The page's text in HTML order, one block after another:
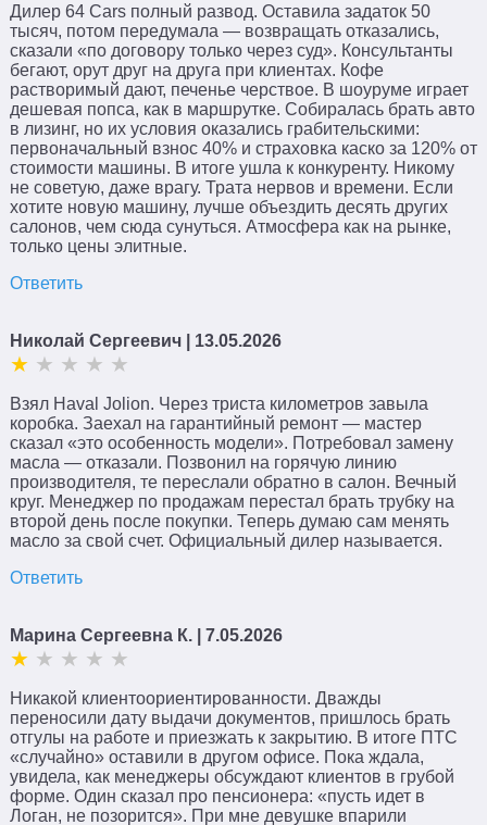
Дилер 64 Cars полный развод. Оставила задаток 50
тысяч, потом передумала — возвращать отказались,
сказали «по договору только через суд». Консультанты
бегают, орут друг на друга при клиентах. Кофе
растворимый дают, печенье черствое. В шоуруме играет
дешевая попса, как в маршрутке. Собиралась брать авто
в лизинг, но их условия оказались грабительскими:
первоначальный взнос 40% и страховка каско за 120% от
стоимости машины. В итоге ушла к конкуренту. Никому
не советую, даже врагу. Трата нервов и времени. Если
хотите новую машину, лучше объездить десять других
салонов, чем сюда сунуться. Атмосфера как на рынке,
только цены элитные.
Ответить
Николай Сергеевич | 13.05.2026
Взял Haval Jolion. Через триста километров завыла
коробка. Заехал на гарантийный ремонт — мастер
сказал «это особенность модели». Потребовал замену
масла — отказали. Позвонил на горячую линию
производителя, те переслали обратно в салон. Вечный
круг. Менеджер по продажам перестал брать трубку на
второй день после покупки. Теперь думаю сам менять
масло за свой счет. Официальный дилер называется.
Ответить
Марина Сергеевна К. | 7.05.2026
Никакой клиентоориентированности. Дважды
переносили дату выдачи документов, пришлось брать
отгулы на работе и приезжать к закрытию. В итоге ПТС
«случайно» оставили в другом офисе. Пока ждала,
увидела, как менеджеры обсуждают клиентов в грубой
форме. Один сказал про пенсионера: «пусть идет в
Логан, не позорится». При мне девушке впарили